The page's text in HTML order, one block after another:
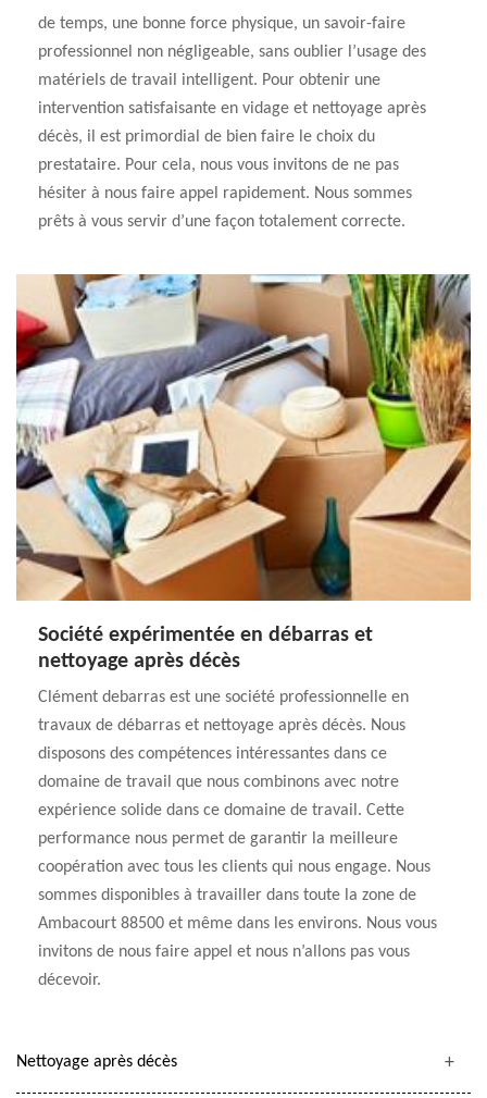
de temps, une bonne force physique, un savoir-faire
professionnel non négligeable, sans oublier l’usage des
matériels de travail intelligent. Pour obtenir une
intervention satisfaisante en vidage et nettoyage après
décès, il est primordial de bien faire le choix du
prestataire. Pour cela, nous vous invitons de ne pas
hésiter à nous faire appel rapidement. Nous sommes
prêts à vous servir d’une façon totalement correcte.
Société expérimentée en débarras et
nettoyage après décès
Clément debarras est une société professionnelle en
travaux de débarras et nettoyage après décès. Nous
disposons des compétences intéressantes dans ce
domaine de travail que nous combinons avec notre
expérience solide dans ce domaine de travail. Cette
performance nous permet de garantir la meilleure
coopération avec tous les clients qui nous engage. Nous
sommes disponibles à travailler dans toute la zone de
Ambacourt 88500 et même dans les environs. Nous vous
invitons de nous faire appel et nous n’allons pas vous
décevoir.
Nettoyage après décès